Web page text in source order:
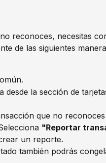
reconoces, necesitas
de las siguientes
desde la sección de
que no
"Reportar
un reporte.
también podrás